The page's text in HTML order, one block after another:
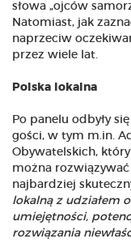
słowa „ojców
Natomiast, jak
naprzeciw
przez wiele lat.
Polska lokalna
Po panelu odbyły
gości, w tym m.in.
Obywatelskich,
można
najbardziej
lokalną z udziałem
umiejętności,
rozwiązania